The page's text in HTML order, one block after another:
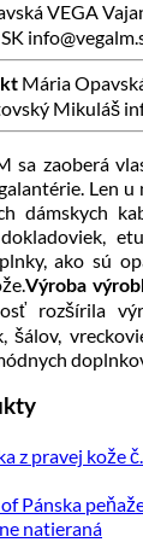
VEGA
Mária
Mikuláš
sa zaoberá
Len
dámskych
ako sú
Výroba
rozšírila
šálov,